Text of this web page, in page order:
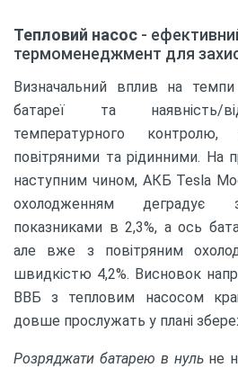
Тепловий насос -
термоменеджмент для
Визначальний вплив на темпи
батареї та наявність/
температурного
повітряними та рідинними. На
наступним чином, АКБ Tesla
охолодженням деградує
показниками в 2,3%, а ось
але вже з повітряним
швидкістю 4,2%. Висновок
ВВБ з тепловим насосом
довше прослужать у плані
Розряджати батарею в нульне